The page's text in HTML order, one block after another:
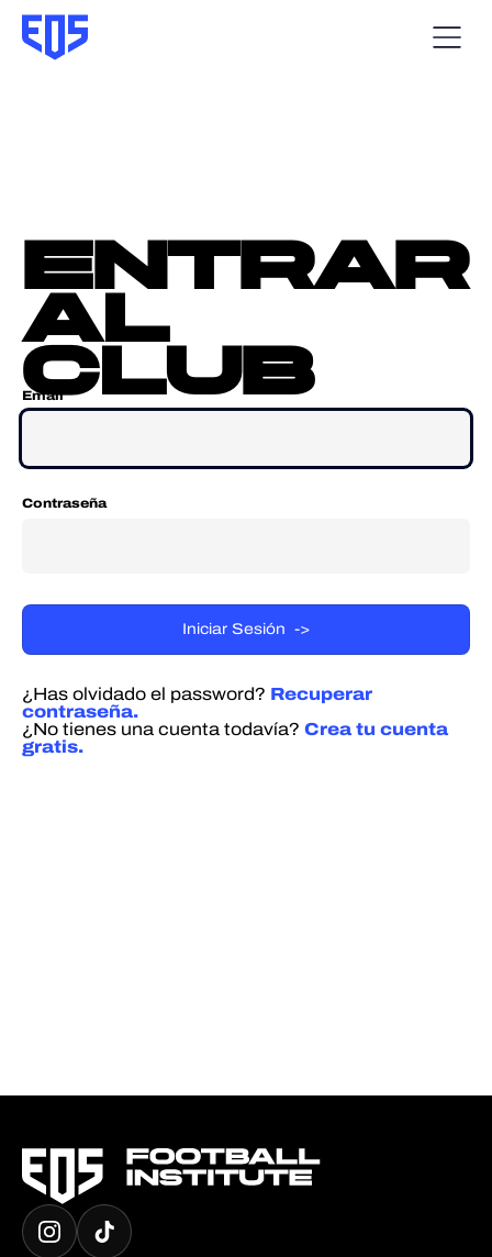
entrar
al
club
Email
Contraseña
¿Has olvidado el password? Recuperar
contraseña.
¿No tienes una cuenta todavía? Crea tu cuenta
gratis.